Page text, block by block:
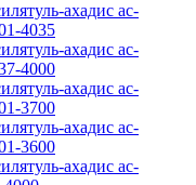
ахадис ас-
4035
ахадис ас-
4000
ахадис ас-
3700
ахадис ас-
3600
ахадис ас-